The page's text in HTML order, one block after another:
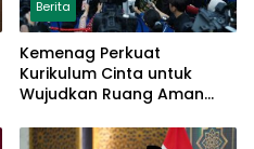
Berita
Kemenag Perkuat
Kurikulum Cinta untuk
Wujudkan Ruang Aman